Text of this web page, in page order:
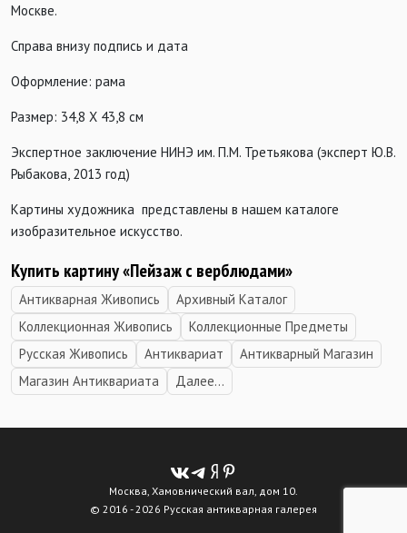
Москве.
Справа внизу подпись и дата
Оформление: рама
Размер: 34,8 Х 43,8 см
Экспертное заключение НИНЭ им. П.М. Третьякова (эксперт Ю.В.
Рыбакова, 2013 год)
Картины художника представлены в нашем каталоге
изобразительное искусство.
Купить картину «Пейзаж с верблюдами»
Антикварная Живопись
Архивный Каталог
Коллекционная Живопись
Коллекционные Предметы
Русская Живопись
Антиквариат
Антикварный Магазин
Магазин Антиквариата
Далее...
Москва, Хамовнический вал, дом 10.
© 2016 - 2026 Русская антикварная галерея